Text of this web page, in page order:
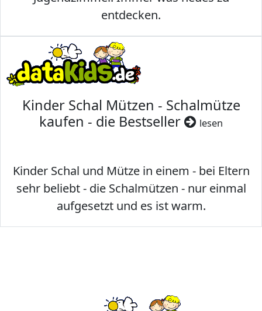
entdecken.
Kinder Schal Mützen - Schalmütze
kaufen - die Bestseller
lesen
Kinder Schal und Mütze in einem - bei Eltern
sehr beliebt - die Schalmützen - nur einmal
aufgesetzt und es ist warm.